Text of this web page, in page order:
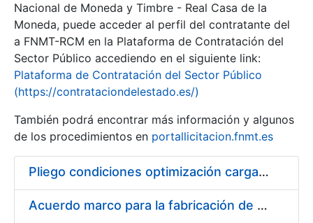
Show/Hide
Nacional de Moneda y Timbre - Real Casa de la
Moneda, puede acceder al perfil del contratante del
a FNMT-RCM en la Plataforma de Contratación del
Sector Público accediendo en el siguiente link:
Plataforma de Contratación del Sector Público
(https://contrataciondelestado.es/)
También podrá encontrar más información y algunos
de los procedimientos en portallicitacion.fnmt.es
Pliego condiciones optimización cargas compras firmado
Acuerdo marco para la fabricación de piezas